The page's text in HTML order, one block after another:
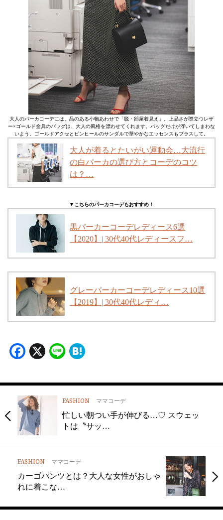
大人のパーカコーデには、品のある小物あわせで「脱・部屋着見え」。上品さが際立つレザ
ー×ゴールド金具のバッグは、大人の風格を漂わせてくれます。バッグだけが浮いてしまわな
いよう、ゴールドアクセとピンヒールのサンダルで華やかなエッセンスもプラスして。
大人が着るとたいがい運動会…大流行
の白パーカの選び方とコーデのコツ
は？…
▼こちらのパーカコーデもおすすめ！
黒パーカーコーデレディース6選
【2020】| 30代40代レディースフ…
グレーパーカーコーデレディース10選
【2019】| 30代40代レディ…
Facebook
X Line
FASHION ママコーデ
忙しい朝つい手が伸びる…♡ スウェッ
トは〝サッ…
FASHION ママコーデ
カーゴパンツとは？大人な女性がおしゃ
れに着こな…